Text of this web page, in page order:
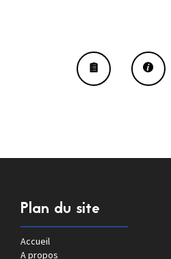
Plan du site
Accueil
A propos